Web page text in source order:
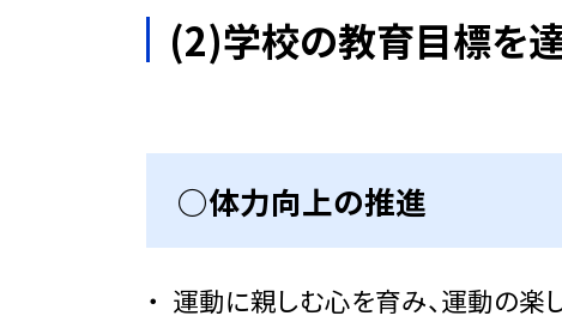
(2)学校の教育目標を
○体力向上の推進
運動に親しむ心を育み、運動の楽